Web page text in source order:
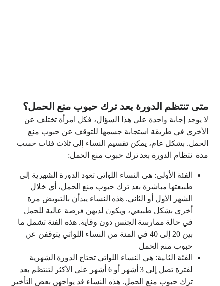
متى تنتظم الدورة بعد ترك حبوب منع الحمل؟
لا يوجد إجابة واحدة على هذا السؤال، فكل امرأة تختلف عن
الأخرى في طريقة استجابة جسمها للتوقف عن حبوب منع
الحمل. بشكل عام، يمكن تقسيم النساء إلى ثلاث فئات حسب
مدة انتظام الدورة بعد ترك حبوب منع الحمل:
الفئة الأولى: هي النساء اللواتي تعود الدورة الشهرية إلى
طبيعتها مباشرة بعد ترك حبوب منع الحمل، أي خلال
الشهر الأول أو الثاني. هذه النساء يبدأن بالتبويض مرة
أخرى بشكل طبيعي، ويكون لديهن فرصة عالية للحمل
في حالة ممارسة الجنس دون وقاية. هذه الفئة تشمل ما
بين 20 إلى 40 في المئة من النساء اللواتي يتوقفن عن
حبوب منع الحمل.
الفئة الثانية: هي النساء اللواتي تحتاج الدورة الشهرية
لفترة تصل إلى 3 أشهر أو 6 أشهر على الأكثر لتنتظم بعد
ترك حبوب منع الحمل. هذه النساء قد يواجهن بعض التأخير